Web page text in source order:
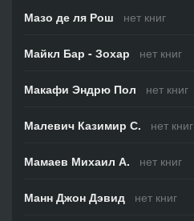
Мазо де ля Рош нет книг
Майкл Бар - Зохар нет книг
Макафи Эндрю Пол нет книг
Малевич Казимир С. нет книг
Мамаев Михаил А. нет книг
Манн Джон Дэвид нет книг